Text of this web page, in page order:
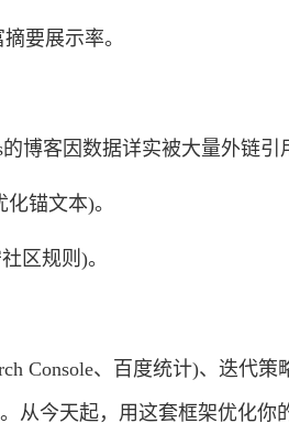
要展示率。
博客因数据详实被大量外链引
锚文本)。
区规则)。
Console、百度统计)、迭代
从今天起，用这套框架优化你